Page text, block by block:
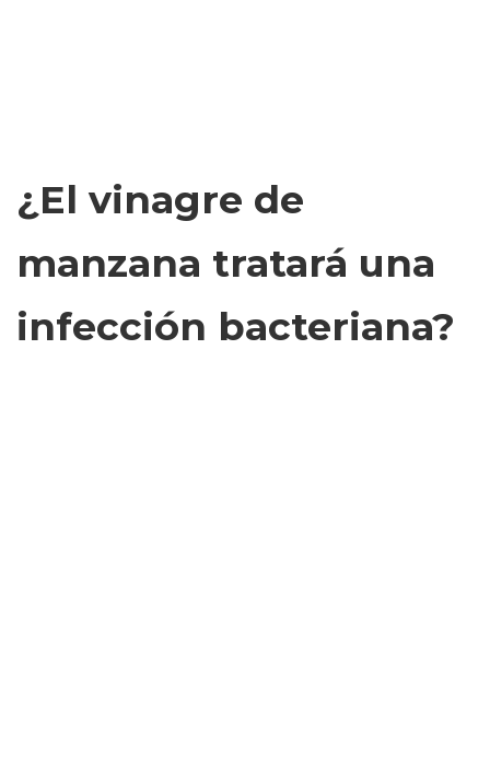
¿El vinagre de
manzana tratará una
infección bacteriana?